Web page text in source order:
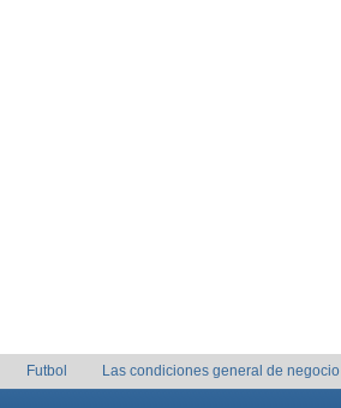
Futbol Las condiciones general de negocio